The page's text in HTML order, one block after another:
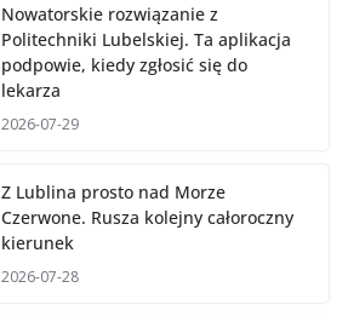
Nowatorskie rozwiązanie z
Politechniki Lubelskiej. Ta aplikacja
podpowie, kiedy zgłosić się do
lekarza
2026-07-29
Z Lublina prosto nad Morze
Czerwone. Rusza kolejny całoroczny
kierunek
2026-07-28